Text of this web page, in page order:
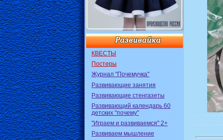
КВЕСТЫ
Постеры
Журнал "Почемучка"
Развивающие занятия
Развивающие стенгазеты
Развивающий календарь 60
детских "почему"
"Играем и развиваемся" 2+
Развиваем мышление